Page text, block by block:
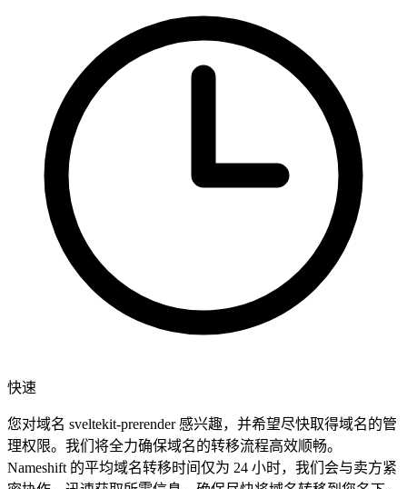
快速
您对域名 sveltekit-prerender 感兴趣，并希望尽快取得域名的管
理权限。我们将全力确保域名的转移流程高效顺畅。
Nameshift 的平均域名转移时间仅为 24 小时，我们会与卖方紧